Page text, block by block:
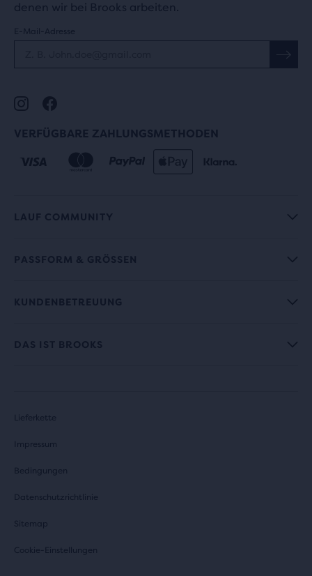
denen wir bei Brooks arbeiten.
E-Mail-Adresse
VERFÜGBARE ZAHLUNGSMETHODEN
LAUF COMMUNITY
PASSFORM & GRÖSSEN
KUNDENBETREUUNG
DAS IST BROOKS
Lieferkette
Impressum
Bedingungen
Datenschutzrichtlinie
Sitemap
Cookie-Einstellungen